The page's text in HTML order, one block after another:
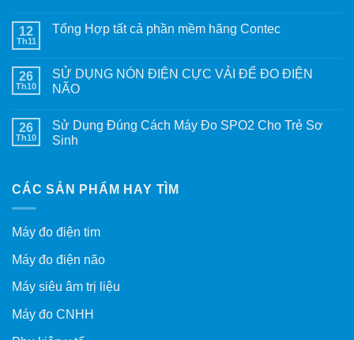
12
Th11
Tổng Hợp tất cả phần mềm hãng Contec
26
Th10
SỬ DỤNG NÓN ĐIỆN CỰC VẢI ĐỂ ĐO ĐIỆN
NÃO
26
Th10
Sử Dụng Đúng Cách Máy Đo SPO2 Cho Trẻ Sơ
Sinh
CÁC SẢN PHẨM HAY TÌM
Máy đo điện tim
Máy đo điện não
Máy siêu âm trị liệu
Máy đo CNHH